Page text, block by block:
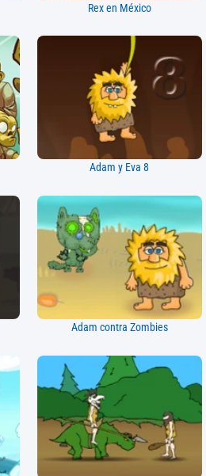
Rex en México
Adam y Eva 8
Adam contra Zombies